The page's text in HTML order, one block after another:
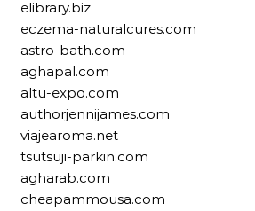
elibrary.biz
eczema-naturalcures.com
astro-bath.com
aghapal.com
altu-expo.com
authorjennijames.com
viajearoma.net
tsutsuji-parkin.com
agharab.com
cheapammousa.com